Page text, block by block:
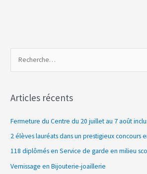
h
h
e
Articles récents
Fermeture du Centre du 20 juillet au 7 août
2 élèves lauréats dans un prestigieux concours
118 diplômés en Service de garde en milieu
Vernissage en Bijouterie-joaillerie